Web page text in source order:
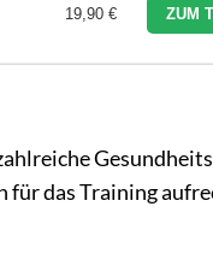
19,90 € ZUM
das Training